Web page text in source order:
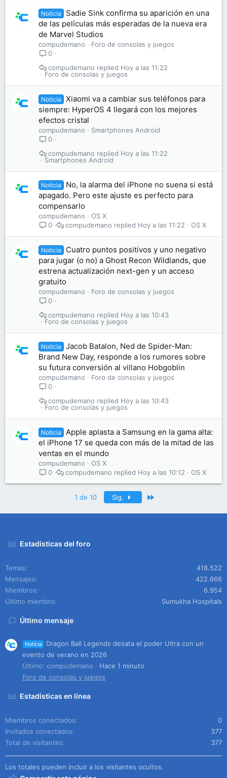
Noticia
Sadie Sink confirma su aparición en una
de las películas más esperadas de la nueva era
de Marvel Studios
compudemano
Foro de consolas y juegos
0
Foro de consolas y juegos
Hoy a las 11:22
compudemano
Noticia
Xiaomi va a cambiar sus teléfonos para
siempre: HyperOS 4 llegará con los mejores
efectos cristal
compudemano
Smartphones Android
0
Smartphones Android
Hoy a las 11:22
compudemano
Noticia
No, la alarma del iPhone no suena si está
apagado. Pero este ajuste es perfecto para
compensarlo
compudemano
OS X
0
OS X
Hoy a las 11:22
compudemano
Noticia
Cuatro puntos positivos y uno negativo
para jugar (o no) a Ghost Recon Wildlands, que
estrena actualización next-gen y un acceso
gratuito
compudemano
Foro de consolas y juegos
0
Foro de consolas y juegos
Hoy a las 10:43
compudemano
Noticia
Jacob Batalon, Ned de Spider-Man:
Brand New Day, responde a los rumores sobre
su futura conversión al villano Hobgoblin
compudemano
Foro de consolas y juegos
0
Foro de consolas y juegos
Hoy a las 10:43
compudemano
Noticia
Apple aplasta a Samsung en la gama alta:
el iPhone 17 se queda con más de la mitad de las
ventas en el mundo
compudemano
OS X
0
OS X
Hoy a las 10:12
compudemano
1 de 10 Sig.
Estadísticas del foro
Temas
418.522
Mensajes
422.666
Miembros
6.954
Último miembro
Sumukha Hospitals
Último mensaje
Noticia
Dragon Ball Legends desata el poder Ultra con un
evento de verano en 2026
Último: compudemano
Hace 1 minuto
Foro de consolas y juegos
Estadísticas en línea
Miembros conectados
0
Invitados conectados
377
Total de visitantes
377
Los totales pueden incluir a los visitantes ocultos.